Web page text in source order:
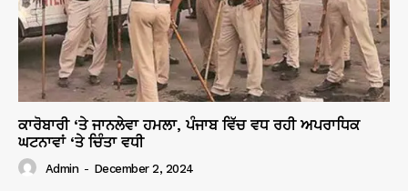
ਕਾਰੋਬਾਰੀ ‘ਤੇ ਜਾਨਲੇਵਾ ਹਮਲਾ, ਪੰਜਾਬ ਵਿੱਚ ਵਧ ਰਹੀ ਅਪਰਾਧਿਕ
ਘਟਨਾਵਾਂ ‘ਤੇ ਚਿੰਤਾ ਵਧੀ
Admin - December 2, 2024